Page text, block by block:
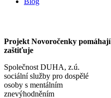
Projekt Novoročenky pomáhají
zaštiťuje
Společnost DUHA, z.ú.
sociální služby pro dospělé
osoby s mentálním
znevýhodněním